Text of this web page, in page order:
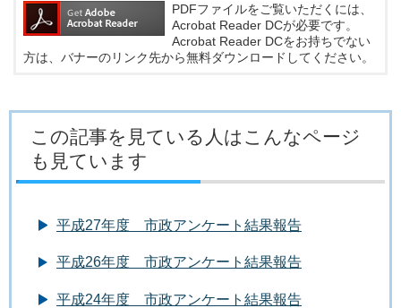
PDFファイルをご覧いただくには、
Acrobat Reader DCが必要です。
Acrobat Reader DCをお持ちでない
方は、バナーのリンク先から無料ダウンロードしてください。
この記事を見ている人はこんなページ
も見ています
平成27年度 市政アンケート結果報告
平成26年度 市政アンケート結果報告
平成24年度 市政アンケート結果報告